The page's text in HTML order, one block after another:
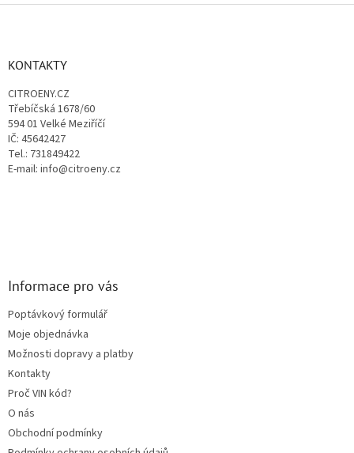
KONTAKTY
CITROENY.CZ
Třebíčská 1678/60
594 01 Velké Meziříčí
IČ: 45642427
Tel.: 731849422
E-mail: info@citroeny.cz
Informace pro vás
Poptávkový formulář
Moje objednávka
Možnosti dopravy a platby
Kontakty
Proč VIN kód?
O nás
Obchodní podmínky